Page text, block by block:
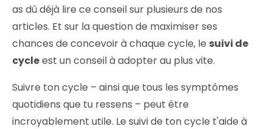
as dû déjà lire ce conseil sur plusieurs de nos
articles. Et sur la question de maximiser ses
chances de concevoir à chaque cycle, le suivi de
cycleest un conseil à adopter au plus vite.
Suivre ton cycle – ainsi que tous les symptômes
quotidiens que tu ressens – peut être
incroyablement utile. Le suivi de ton cycle t'aide à